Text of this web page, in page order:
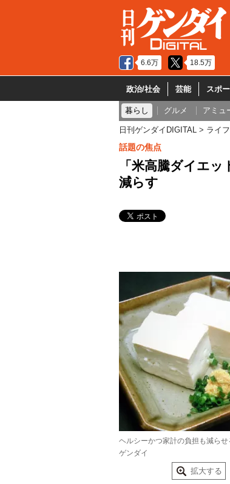
6.6万 18.5万
政治/社会 芸能 スポ
暮らし グルメ アミュ
日刊ゲンダイDIGITAL ライフ
話題の焦点
「米高騰ダイエ
減らす
ヘルシーかつ家計の負担も減らせ
ゲンダイ
拡大する